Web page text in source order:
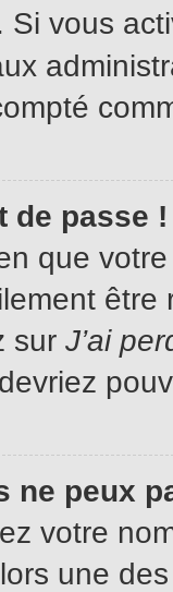
Si vous
de passe !
que
sur J’ai
ne peux
votre
une